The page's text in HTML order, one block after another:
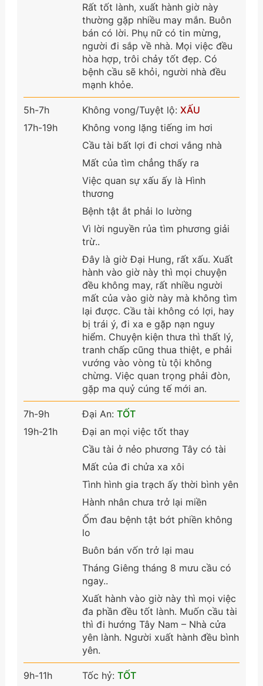
Rất tốt lành, xuất hành giờ này
thường gặp nhiều may mắn. Buôn
bán có lời. Phụ nữ có tin mừng,
người đi sắp về nhà. Mọi việc đều
hòa hợp, trôi chảy tốt đẹp. Có
bệnh cầu sẽ khỏi, người nhà đều
mạnh khỏe.
5h-7h
17h-19h
Không vong/Tuyệt lộ: XẤU
Không vong lặng tiếng im hơi
Cầu tài bất lợi đi chơi vắng nhà
Mất của tìm chẳng thấy ra
Việc quan sự xấu ấy là Hình
thương
Bệnh tật ắt phải lo lường
Vì lời nguyền rủa tìm phương giải
trừ..
Đây là giờ Đại Hung, rất xấu. Xuất
hành vào giờ này thì mọi chuyện
đều không may, rất nhiều người
mất của vào giờ này mà không tìm
lại được. Cầu tài không có lợi, hay
bị trái ý, đi xa e gặp nạn nguy
hiểm. Chuyện kiện thưa thì thất lý,
tranh chấp cũng thua thiệt, e phải
vướng vào vòng tù tội không
chừng. Việc quan trọng phải đòn,
gặp ma quỷ cúng tế mới an.
7h-9h
19h-21h
Đại An: TỐT
Đại an mọi việc tốt thay
Cầu tài ở nẻo phương Tây có tài
Mất của đi chửa xa xôi
Tình hình gia trạch ấy thời bình yên
Hành nhân chưa trở lại miền
Ốm đau bệnh tật bớt phiền không
lo
Buôn bán vốn trở lại mau
Tháng Giêng tháng 8 mưu cầu có
ngay..
Xuất hành vào giờ này thì mọi việc
đa phần đều tốt lành. Muốn cầu tài
thì đi hướng Tây Nam – Nhà cửa
yên lành. Người xuất hành đều bình
yên.
9h-11h Tốc hỷ: TỐT